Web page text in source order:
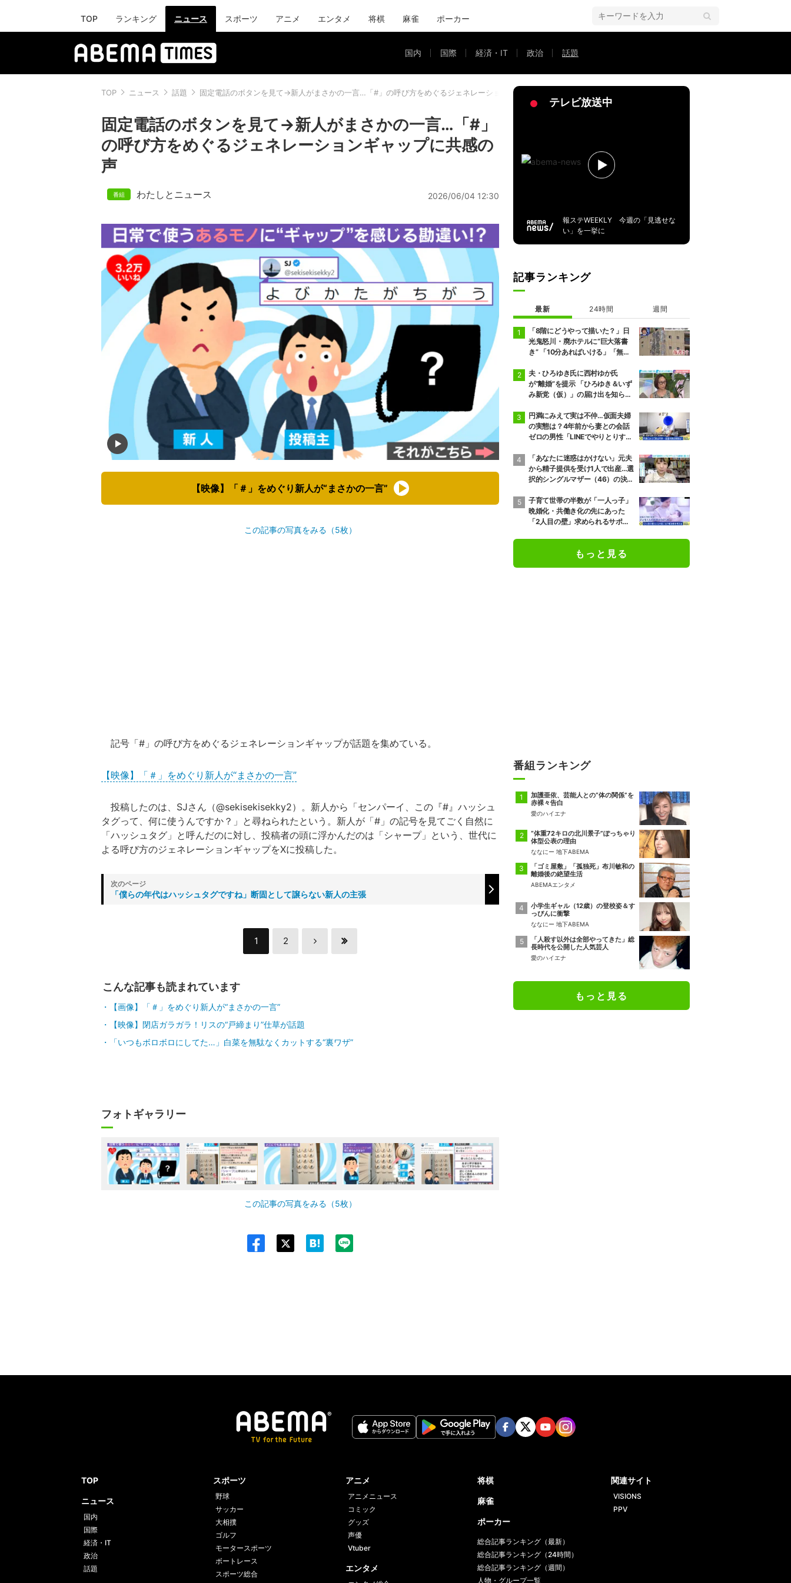
TOP ランキング ニュース スポーツ アニメ エンタメ 将棋 麻雀 ポーカー
国内 国際 経済・IT 政治 話題
TOP ニュース 話題 固定電話のボタンを見て→新人がまさかの一言…「#」の呼び方をめぐるジェネレーションギャップに共感の声
固定電話のボタンを見て→新人がまさかの一言…「#」
の呼び方をめぐるジェネレーションギャップに共感の
声
わたしとニュース 2026/06/04 12:30
【映像】「＃」をめぐり新人が“まさかの一言”
この記事の写真をみる（5枚）
記号「#」の呼び方をめぐるジェネレーションギャップが話題を集めている。
【映像】「＃」をめぐり新人が“まさかの一言”
投稿したのは、SJさん（@sekisekisekky2）。新人から「センパーイ、この『#』ハッシュ
タグって、何に使うんですか？」と尋ねられたという。新人が「#」の記号を見てごく自然に
「ハッシュタグ」と呼んだのに対し、投稿者の頭に浮かんだのは「シャープ」という、世代に
よる呼び方のジェネレーションギャップをXに投稿した。
「僕らの年代はハッシュタグですね」断固として譲らない新人の主張
1 2
こんな記事も読まれています
【画像】「＃」をめぐり新人が“まさかの一言”
【映像】閉店ガラガラ！リスの“戸締まり”仕草が話題
「いつもボロボロにしてた…」白菜を無駄なくカットする“裏ワザ”
フォトギャラリー
この記事の写真をみる（5枚）
テレビ放送中
報ステWEEKLY 今週の「見逃せな
い」を一挙に
記事ランキング
最新 24時間 週間
「8階にどうやって描いた？」日
光鬼怒川・廃ホテルに“巨大落書
き” 「10分あればいける」「無許
ィストらが見解
夫・ひろゆき氏に西村ゆか氏
が“離婚”を提示 「ひろゆき＆いず
み新党（仮）」の届け出を知らさ
態で夫婦を続けるのは無理」
円満にみえて実は不仲…仮面夫婦
の実態は？4年前から妻との会話
ゼロの男性「LINEでやりとりする
娘は寄り付いてこない」
「あなたに迷惑はかけない」元夫
から精子提供を受け1人で出産…選
択的シングルマザー（46）の決断
子育て世帯の半数が「一人っ子」
晩婚化・共働き化の先にあった
「2人目の壁」求められるサポー
もっと見る
番組ランキング
加護亜依、芸能人との“体の関係”を
赤裸々告白
愛のハイエナ
“体重72キロの北川景子”ぽっちゃり
体型公表の理由
ななにー 地下ABEMA
「ゴミ屋敷」「孤独死」布川敏和の
離婚後の絶望生活
ABEMAエンタメ
小学生ギャル（12歳）の登校姿＆す
っぴんに衝撃
ななにー 地下ABEMA
「人殺す以外は全部やってきた」総
長時代を公開した人気芸人
愛のハイエナ
もっと見る
TOP
ニュース
国内
国際
経済・IT
政治
話題
スポーツ
野球
サッカー
大相撲
ゴルフ
モータースポーツ
ボートレース
スポーツ総合
アニメ
アニメニュース
コミック
グッズ
声優
Vtuber
エンタメ
将棋
麻雀
ポーカー
総合記事ランキング（最新）
総合記事ランキング（24時間）
総合記事ランキング（週間）
人物・グループ一覧
関連サイト
VISIONS
PPV